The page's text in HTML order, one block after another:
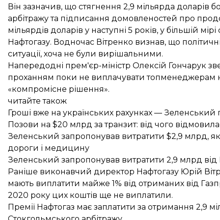
Він зазначив, що стягнення 2,9 мільярда доларів
арбітражу та підписання домовленостей про
мільярдів доларів у наступні 5 років, у більшій
Нафтогазу. Водночас Вітренко визнав, що
ситуації, хоча не були вирішальними.
Напередодні прем'єр-міністр Олексій Гончарук
проханням поки не виплачувати топменеджерам
«компромісне рішення».
читайте також
Гроші вже на українських рахунках —
Позови на $20 млрд за транзит: від чого
Зеленський запропонував витратити $2,9 млрд,
дороги і медицину
Зеленський запропонував витратити 2,9 млрд від
Раніше виконавчий директор Нафтогазу Юрій
мають виплатити майже 1% від отриманих від
2020 року цих коштів ще не виплатили.
Премії Нафтогаз має заплатити за отримання 2,9